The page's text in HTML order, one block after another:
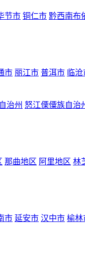
节市 铜仁市 黔西南布
市 丽江市 普洱市 临
治州 怒江傈僳族自治
那曲地区 阿里地区 林
市 延安市 汉中市 榆林